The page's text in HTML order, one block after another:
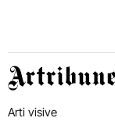
Artribune
Arti visive